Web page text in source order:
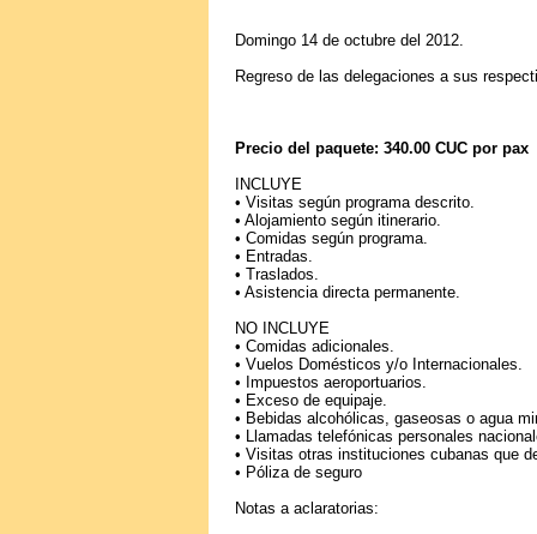
Domingo 14 de octubre del 2012.
Regreso de las delegaciones a sus
Precio del paquete: 340.00 CUC por pax
INCLUYE
• Visitas según programa descrito.
• Alojamiento según itinerario.
• Comidas según programa.
• Entradas.
• Traslados.
• Asistencia directa permanente.
NO INCLUYE
• Comidas adicionales.
• Vuelos Domésticos y/o Internacionales.
• Impuestos aeroportuarios.
• Exceso de equipaje.
• Bebidas alcohólicas, gaseosas o agua
• Llamadas telefónicas personales
• Visitas otras instituciones cubanas que
• Póliza de seguro
Notas a aclaratorias: